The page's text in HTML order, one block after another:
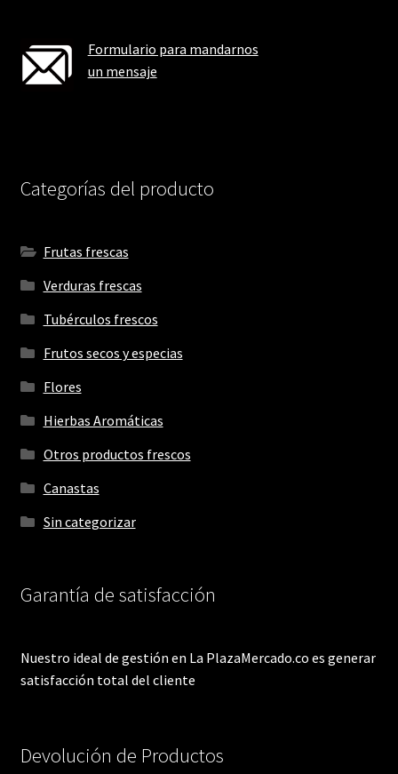
Formulario para mandarnos
un mensaje
Categorías del producto
Frutas frescas
Verduras frescas
Tubérculos frescos
Frutos secos y especias
Flores
Hierbas Aromáticas
Otros productos frescos
Canastas
Sin categorizar
Garantía de satisfacción
Nuestro ideal de gestión en La PlazaMercado.co es generar
satisfacción total del cliente
Devolución de Productos